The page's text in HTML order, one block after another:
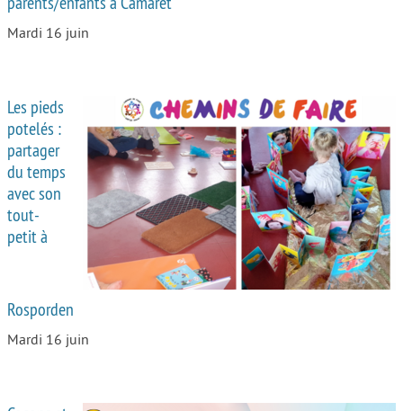
Place aux grands-parents
Mardi 16 juin
Les pieds
potelés :
partager
du temps
avec son
tout-
petit à
Rosporden
Mardi 16 juin